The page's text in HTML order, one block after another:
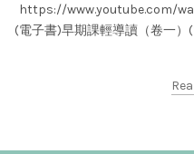
https://www.youtube.com/
(電子書)早期課輕導讀（卷一